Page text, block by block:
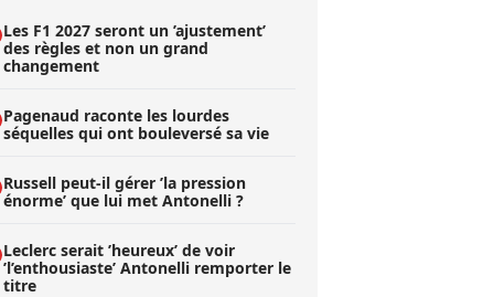
Les F1 2027 seront un ’ajustement’
des règles et non un grand
changement
Pagenaud raconte les lourdes
séquelles qui ont bouleversé sa vie
Russell peut-il gérer ’la pression
énorme’ que lui met Antonelli ?
Leclerc serait ’heureux’ de voir
’l’enthousiaste’ Antonelli remporter le
titre